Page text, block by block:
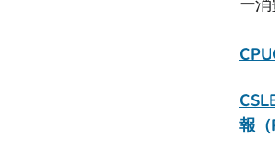
ー
報（